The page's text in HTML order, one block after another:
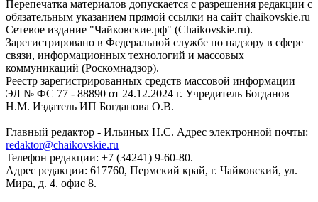
Перепечатка материалов допускается с разрешения редакции с
обязательным указанием прямой ссылки на сайт chaikovskie.ru
Сетевое издание "Чайковские.рф" (Chaikovskie.ru).
Зарегистрировано в Федеральной службе по надзору в сфере
связи, информационных технологий и массовых
коммуникаций (Роскомнадзор).
Реестр зарегистрированных средств массовой информации
ЭЛ № ФС 77 - 88890 от 24.12.2024 г. Учредитель Богданов
Н.М. Издатель ИП Богданова О.В.
Главный редактор - Ильиных Н.С. Адрес электронной почты:
redaktor@chaikovskie.ru
Телефон редакции: +7 (34241) 9-60-80.
Адрес редакции: 617760, Пермский край, г. Чайковский, ул.
Мира, д. 4. офис 8.